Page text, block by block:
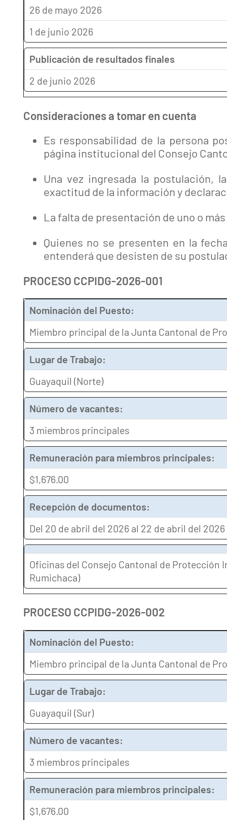
26 de mayo 2026
1 de junio 2026
Publicación de resultados finales
2 de junio 2026
Consideraciones a tomar en cuenta
Es responsabilidad de la persona
página institucional del Consejo
Una vez ingresada la postulación,
exactitud de la información y
La falta de presentación de uno o
Quienes no se presenten en la
entenderá que desisten de su
PROCESO CCPIDG-2026-001
Nominación del Puesto:
Miembro principal de la Junta Cantonal de
Lugar de Trabajo:
Guayaquil (Norte)
Número de vacantes:
3 miembros principales
Remuneración para miembros principales:
$1,676.00
Recepción de documentos:
Del 20 de abril del 2026 al 22 de abril del 2026
Oficinas del Consejo Cantonal de Protección
Rumichaca)
PROCESO CCPIDG-2026-002
Nominación del Puesto:
Miembro principal de la Junta Cantonal de
Lugar de Trabajo:
Guayaquil (Sur)
Número de vacantes:
3 miembros principales
Remuneración para miembros principales:
$1,676.00